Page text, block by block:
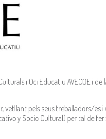
i Oci Educatiu AVECOE i
pels seus treballadors/es i
y Socio Cultural) per tal de